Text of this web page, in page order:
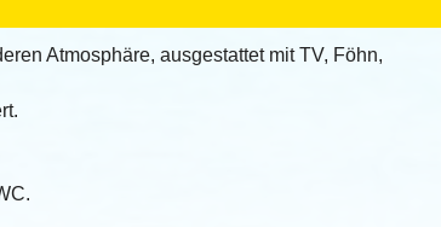
Atmosphäre, ausgestattet mit TV, Föhn,